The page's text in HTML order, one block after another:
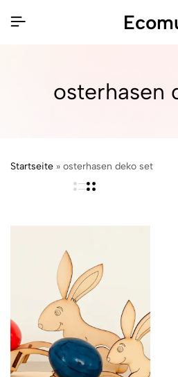
osterhasen
Startseite » osterhasen deko set